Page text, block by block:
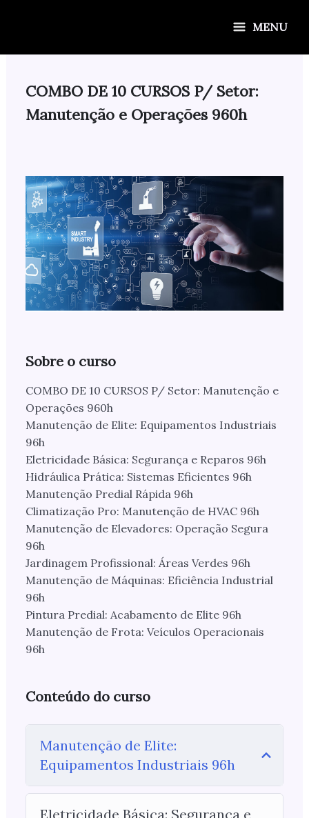
MENU
COMBO DE 10 CURSOS P/ Setor:
Manutenção e Operações 960h
Sobre o curso
COMBO DE 10 CURSOS P/ Setor: Manutenção e
Operações 960h
Manutenção de Elite: Equipamentos Industriais
96h
Eletricidade Básica: Segurança e Reparos 96h
Hidráulica Prática: Sistemas Eficientes 96h
Manutenção Predial Rápida 96h
Climatização Pro: Manutenção de HVAC 96h
Manutenção de Elevadores: Operação Segura
96h
Jardinagem Profissional: Áreas Verdes 96h
Manutenção de Máquinas: Eficiência Industrial
96h
Pintura Predial: Acabamento de Elite 96h
Manutenção de Frota: Veículos Operacionais
96h
Conteúdo do curso
Manutenção de Elite:
Equipamentos Industriais 96h
Eletricidade Básica: Segurança e